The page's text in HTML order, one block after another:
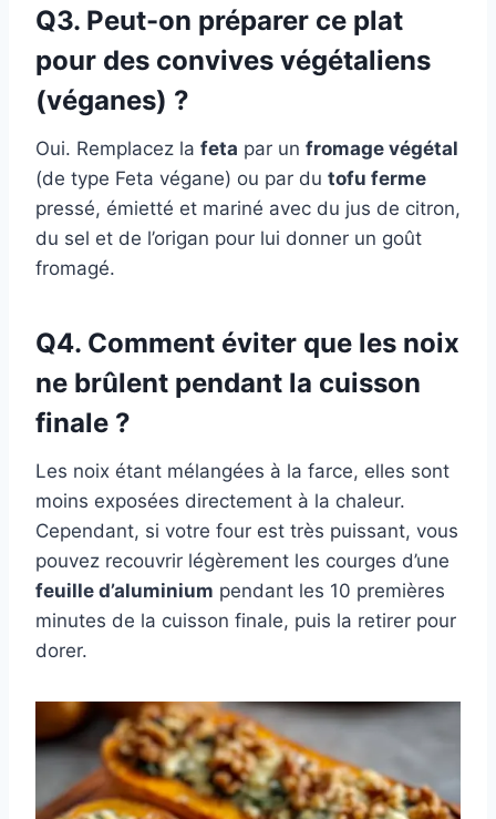
Q3. Peut-on préparer ce plat
pour des convives végétaliens
(véganes) ?
Oui. Remplacez la feta par un fromage végétal
(de type Feta végane) ou par du tofu ferme
pressé, émietté et mariné avec du jus de citron,
du sel et de l’origan pour lui donner un goût
fromagé.
Q4. Comment éviter que les noix
ne brûlent pendant la cuisson
finale ?
Les noix étant mélangées à la farce, elles sont
moins exposées directement à la chaleur.
Cependant, si votre four est très puissant, vous
pouvez recouvrir légèrement les courges d’une
feuille d’aluminium pendant les 10 premières
minutes de la cuisson finale, puis la retirer pour
dorer.